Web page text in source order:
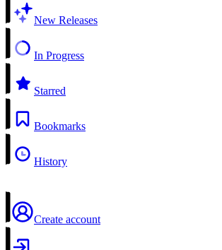
New Releases
In Progress
Starred
Bookmarks
History
Create account